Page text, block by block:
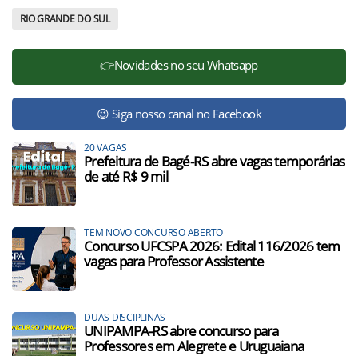
RIO GRANDE DO SUL
👉Novidades no seu Whatsapp
😉 Siga nosso canal no Facebook
20 VAGAS
Prefeitura de Bagé-RS abre vagas temporárias
de até R$ 9 mil
TEM NOVO CONCURSO ABERTO
Concurso UFCSPA 2026: Edital 116/2026 tem
vagas para Professor Assistente
DUAS DISCIPLINAS
UNIPAMPA-RS abre concurso para
Professores em Alegrete e Uruguaiana